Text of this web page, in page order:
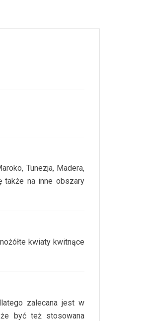
Tunezja, Madera,
także na inne obszary
kwiaty kwitnące
zalecana jest w
być też stosowana